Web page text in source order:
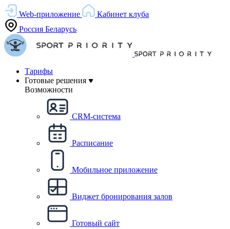
Web-приложение
Кабинет клуба
Россия Беларусь
Тарифы
Готовые решения
Возможности
CRM-система
Расписание
Мобильное приложение
Виджет бронирования залов
Готовый сайт